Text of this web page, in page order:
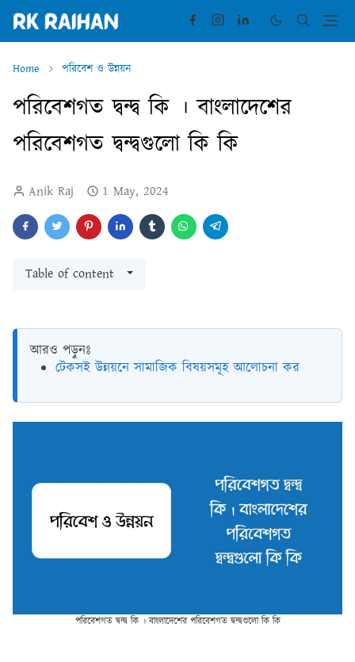
Home পরিবেশ ও উন্নয়ন
পরিবেশগত দ্বন্দ্ব কি । বাংলাদেশের
পরিবেশগত দ্বন্দ্বগুলো কি কি
Anik Raj 1 May, 2024
Table of content
আরও পড়ুনঃ
টেকসই উন্নয়নে সামাজিক বিষয়সমূহ আলোচনা কর
পরিবেশগত দ্বন্দ্ব কি । বাংলাদেশের পরিবেশগত দ্বন্দ্বগুলো কি কি